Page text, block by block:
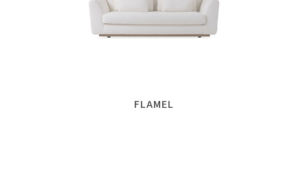
FLAMEL